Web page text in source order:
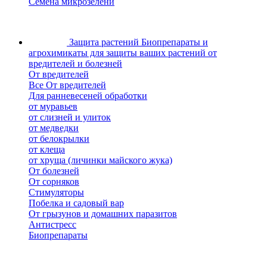
Защита растений Биопрепараты и
агрохимикаты для защиты ваших растений от
вредителей и болезней
От вредителей
Все От вредителей
Для ранневесеней обработки
от муравьев
от слизней и улиток
от медведки
от белокрылки
от клеща
от хруща (личинки майского жука)
От болезней
От сорняков
Стимуляторы
Побелка и садовый вар
От грызунов и домашних паразитов
Антистресс
Биопрепараты